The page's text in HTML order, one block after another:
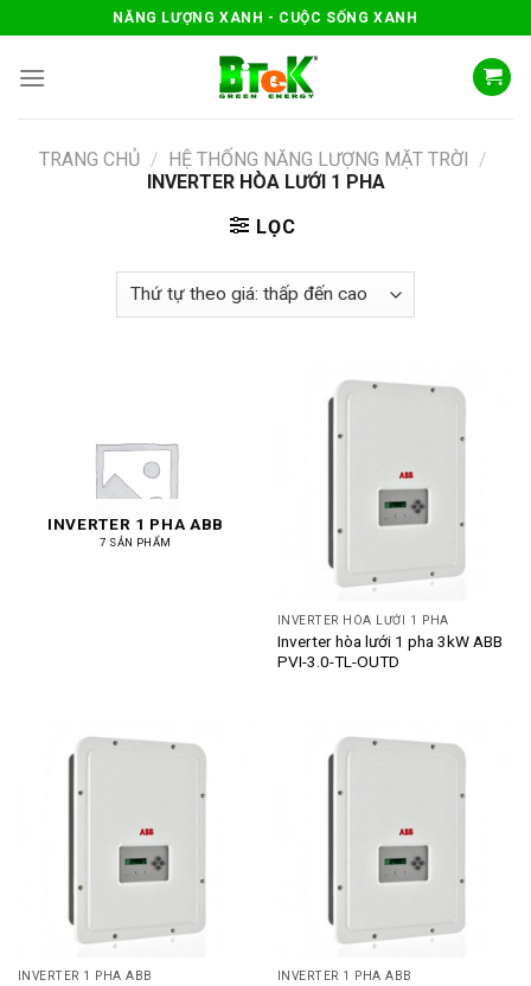
content
NĂNG LƯỢNG XANH - CUỘC SỐNG XANH
TRANG CHỦ / HỆ THỐNG NĂNG LƯỢNG MẶT TRỜI /
INVERTER HÒA LƯỚI 1 PHA
LỌC
INVERTER 1 PHA ABB
7 SẢN PHẨM
INVERTER HÒA LƯỚI 1 PHA
Inverter hòa lưới 1 pha 3kW ABB
PVI-3.0-TL-OUTD
INVERTER 1 PHA ABB INVERTER 1 PHA ABB